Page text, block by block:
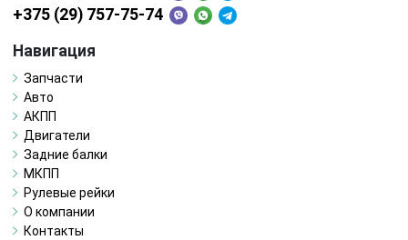
+375 (29) 757-75-74
Навигация
Запчасти
Авто
АКПП
Двигатели
Задние балки
МКПП
Рулевые рейки
О компании
Контакты